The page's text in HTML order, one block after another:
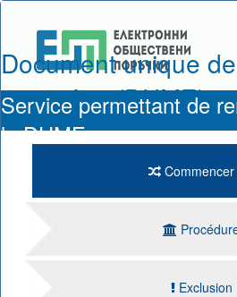
Document unique
européen (DUME)
Service permettant de
le DUME
Commencer
Exclusion